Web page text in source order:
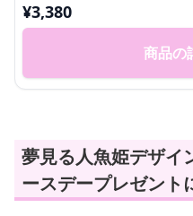
¥3,380
商品の
夢見る人魚姫デザイ
ースデープレゼント